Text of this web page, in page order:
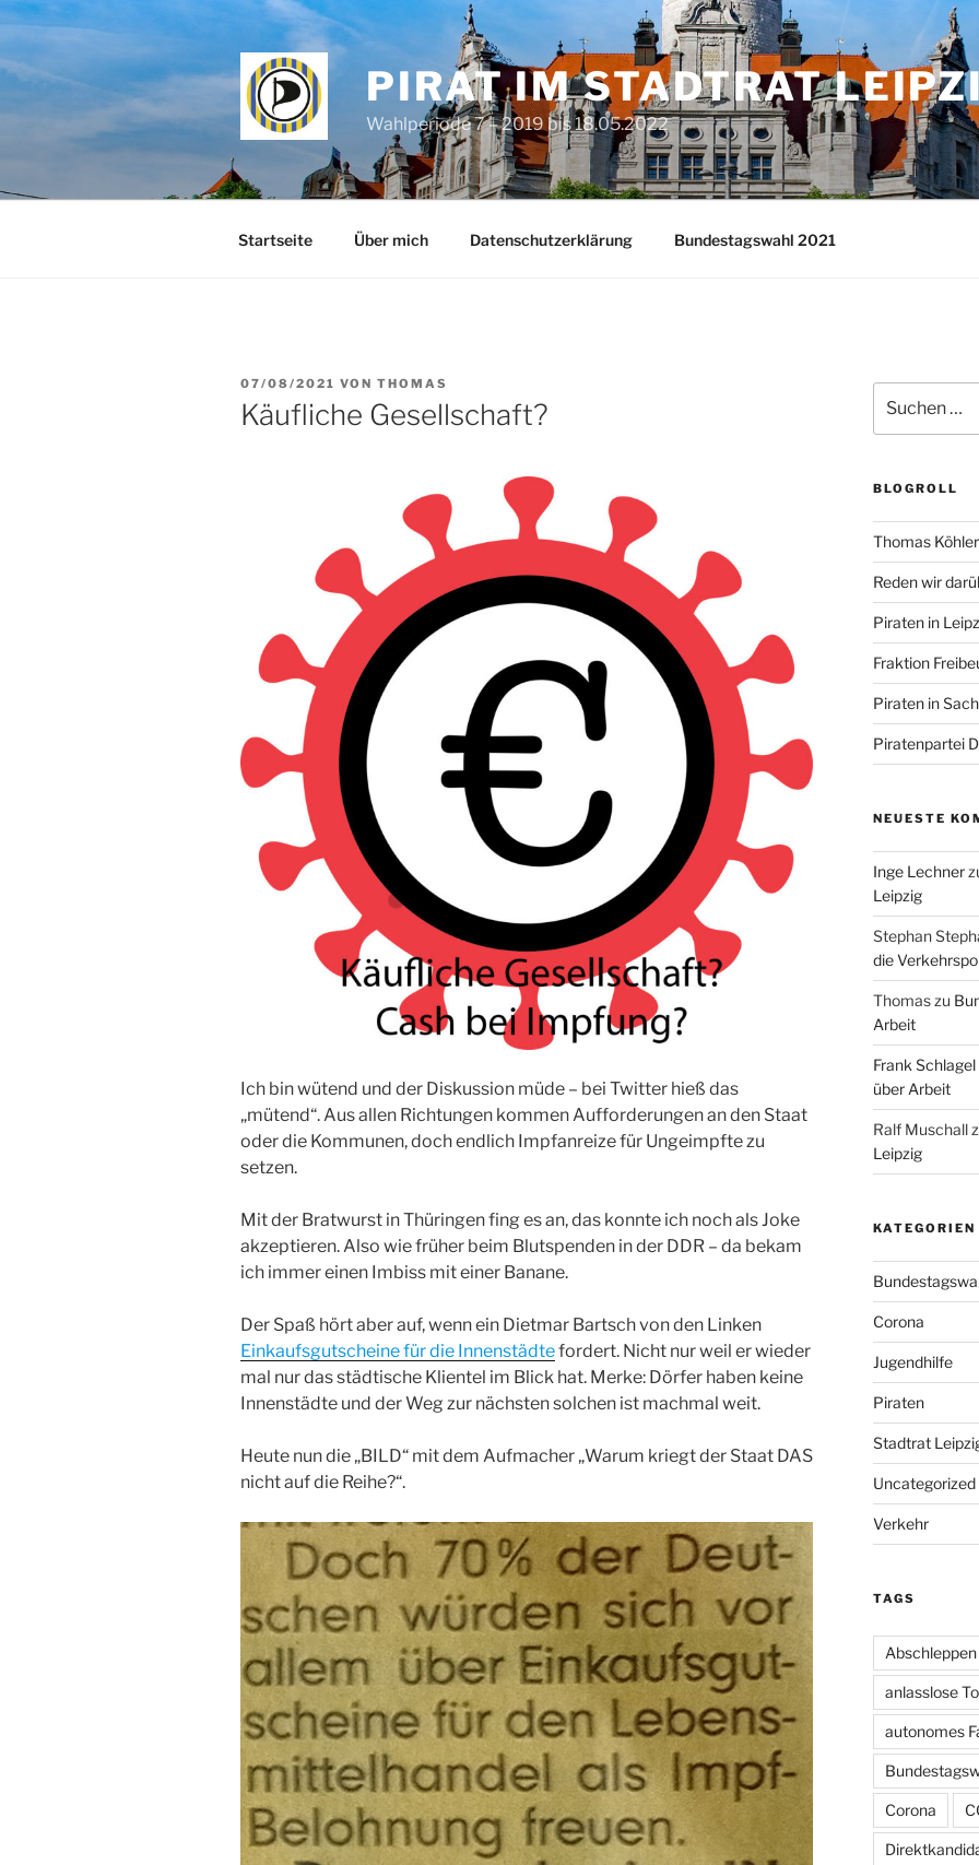
Zum
springen
PIRAT IM STADTRAT
Wahlperiode 7 – 2019 bis 18.05.2022
Startseite Über mich Datenschutzerklärung Bundestagswahl 2021
VERÖFFENTLICHT
AM
07/08/2021 VON THOMAS
Käufliche Gesellschaft?
Ich bin wütend und der Diskussion müde – bei Twitter hieß das
„mütend“. Aus allen Richtungen kommen Aufforderungen an den Staat
oder die Kommunen, doch endlich Impfanreize für Ungeimpfte zu
setzen.
Mit der Bratwurst in Thüringen fing es an, das konnte ich noch als Joke
akzeptieren. Also wie früher beim Blutspenden in der DDR – da bekam
ich immer einen Imbiss mit einer Banane.
Der Spaß hört aber auf, wenn ein Dietmar Bartsch von den Linken
Einkaufsgutscheine für die Innenstädtefordert. Nicht nur weil er wieder
mal nur das städtische Klientel im Blick hat. Merke: Dörfer haben keine
Innenstädte und der Weg zur nächsten solchen ist machmal weit.
Heute nun die „BILD“ mit dem Aufmacher „Warum kriegt der Staat DAS
nicht auf die Reihe?“.
nach:
BLOGROLL
Thomas
Reden wir
Piraten in
Fraktion
Piraten in
Piratenpartei
NEUESTE
Inge Lechner
Leipzig
Stephan
die
Thomaszu
Arbeit
Frank Schlagel
über Arbeit
Ralf Muschall
Leipzig
KATEGORIEN
Corona
Jugendhilfe
Piraten
Stadtrat
Uncategorized
Verkehr
TAGS
Abschleppen
anlasslose
autonomes
Corona